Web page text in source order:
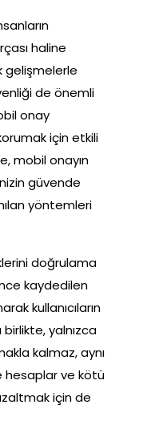
haline
gelişmelerle
de önemli
onay
için etkili
mobil onayın
güvende
yöntemleri
doğrulama
kaydedilen
kullanıcıların
yalnızca
kalmaz, aynı
hesaplar ve kötü
için de